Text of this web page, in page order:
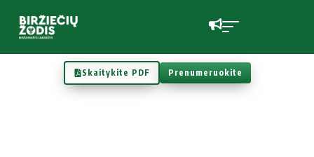
Skaitykite PDF Prenumeruokite